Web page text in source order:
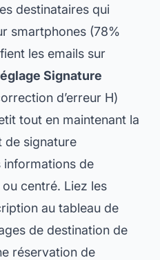
destinataires qui
smartphones (78%
les emails sur
Signature
d’erreur H)
tout en maintenant la
de signature
informations de
centré. Liez les
au tableau de
de destination de
réservation de